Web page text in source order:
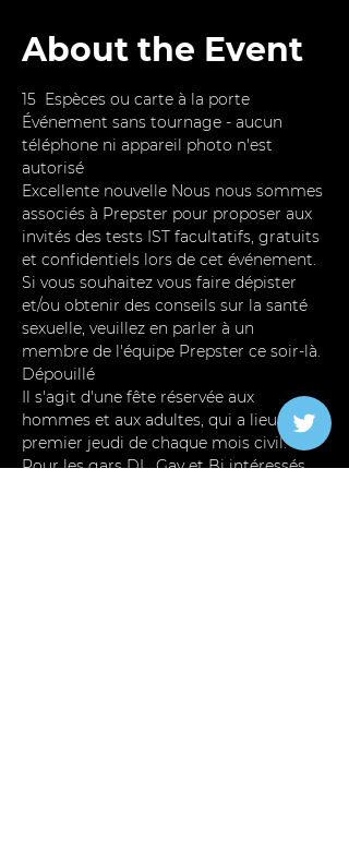
About the Event
15  Espèces ou carte à la porte
Événement sans tournage - aucun
téléphone ni appareil photo n'est
autorisé
Excellente nouvelle Nous nous sommes
associés à Prepster pour proposer aux
invités des tests IST facultatifs, gratuits
et confidentiels lors de cet événement.
Si vous souhaitez vous faire dépister
et/ou obtenir des conseils sur la santé
sexuelle, veuillez en parler à un
membre de l'équipe Prepster ce soir-là.
Dépouillé
Il s'agit d'une fête réservée aux
hommes et aux adultes, qui a lieu le
premier jeudi de chaque mois civil.
Pour les gars DL, Gay et Bi intéressés